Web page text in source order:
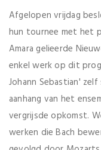
Afgelopen vrijdag
hun tournee met het
Amara gelieerde
enkel werk op dit
Johann Sebastian'
aanhang van het
vergrijsde opkomst.
werken die Bach